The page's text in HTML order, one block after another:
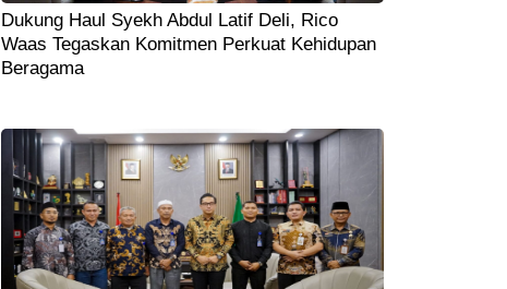
Dukung Haul Syekh Abdul Latif Deli, Rico
Waas Tegaskan Komitmen Perkuat Kehidupan
Beragama